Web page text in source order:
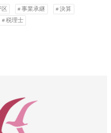
区 事業承継
決算
税理士